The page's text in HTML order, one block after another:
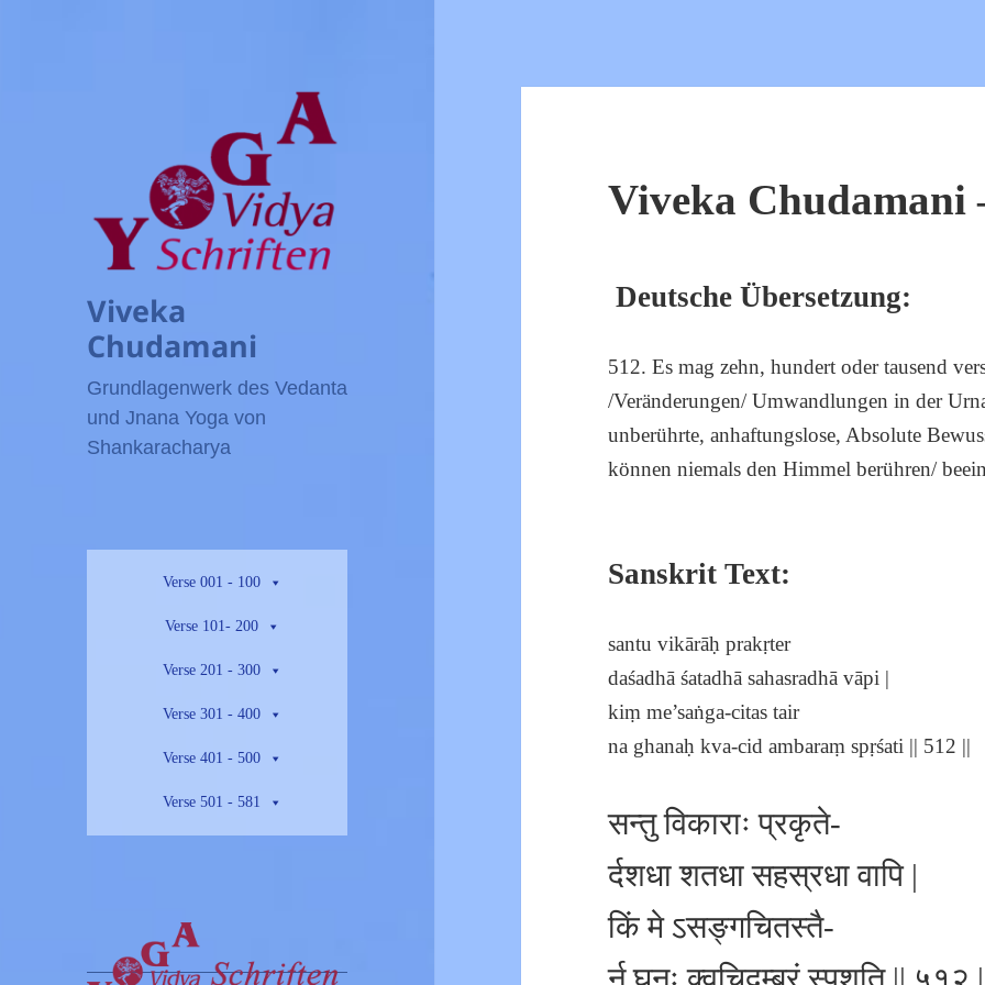
Viveka
Chudamani
Grundlagenwerk des Vedanta
und Jnana Yoga von
Shankaracharya
Verse 001 - 100
Verse 101- 200
Verse 201 - 300
Verse 301 - 400
Verse 401 - 500
Verse 501 - 581
Viveka Chudamani
Deutsche Übersetzung:
512. Es mag zehn, hundert oder tausend
/Veränderungen/ Umwandlungen in der
unberührte, anhaftungslose, Absolute
können niemals den Himmel berühren/
Sanskrit Text:
santu vikārāḥ prakṛter
daśadhā śatadhā sahasradhā vāpi |
kiṃ me’saṅga-citas tair
na ghanaḥ kva-cid ambaraṃ spṛśati || 512 ||
सन्तु विकाराः प्रकृते-
र्दशधा शतधा सहस्रधा वापि |
किं मे ऽसङ्गचितस्तै-